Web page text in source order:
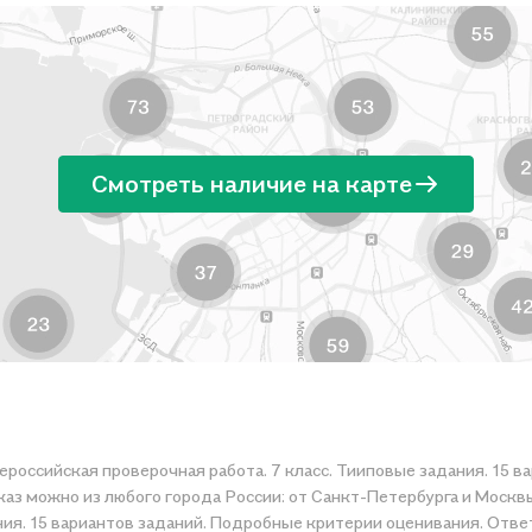
Смотреть наличие на карте
проверочная работа. 7 класс. Тииповые задания. 15
можно из любого города России: от Санкт-Петербурга и
15 вариантов заданий. Подробные критерии оценивания.